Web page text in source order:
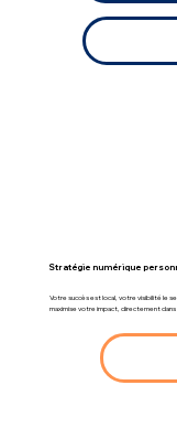
Stratégie numérique
Votre succès est local, votre visibilité le
maximise votre impact, directement